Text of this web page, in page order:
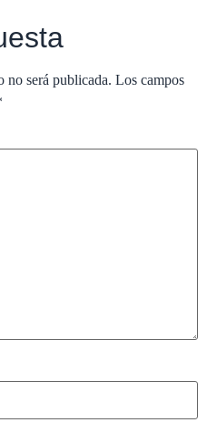
no será publicada. Los campos